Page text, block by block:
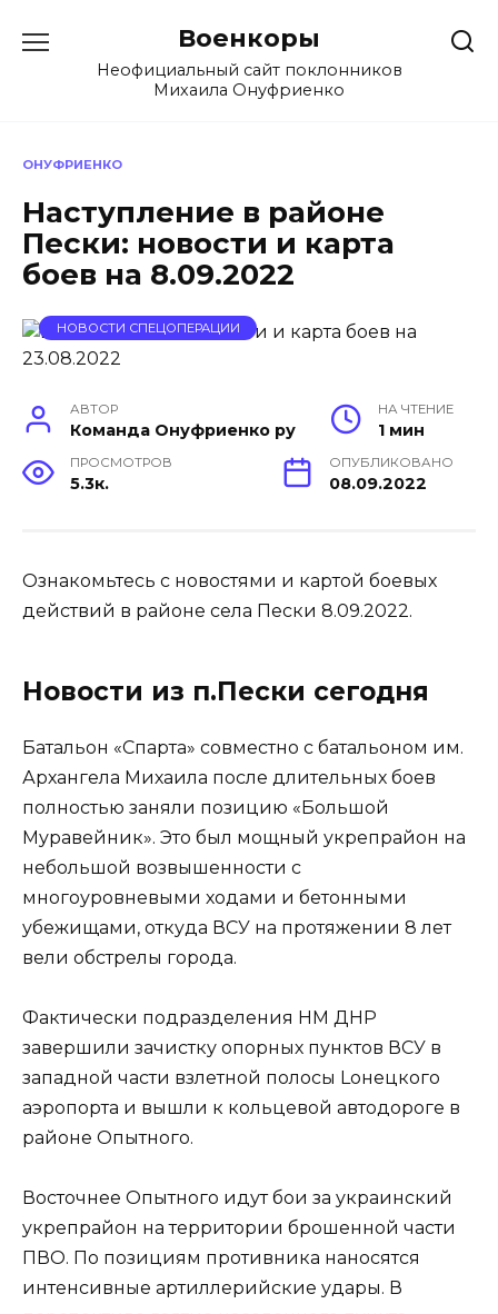
содержанию
Военкоры
Неофициальный сайт поклонников
Михаила Онуфриенко
ОНУФРИЕНКО
Наступление в районе
Пески: новости и карта
боев на 8.09.2022
НОВОСТИ СПЕЦОПЕРАЦИИ
АВТОР
Команда Онуфриенко ру
НА ЧТЕНИЕ
1 мин
ПРОСМОТРОВ
5.3к.
ОПУБЛИКОВАНО
08.09.2022
Ознакомьтесь с новостями и картой боевых
действий в районе села Пески 8.09.2022.
Новости из п.Пески сегодня
Батальон «Спарта» совместно с батальоном им.
Архангела Михаила после длительных боев
полностью заняли позицию «Большой
Муравейник». Это был мощный укрепрайон на
небольшой возвышенности с
многоуровневыми ходами и бетонными
убежищами, откуда ВСУ на протяжении 8 лет
вели обстрелы города.
Фактически подразделения НМ ДНР
завершили зачистку опорных пунктов ВСУ в
западной части взлетной полосы Lонецкого
аэропорта и вышли к кольцевой автодороге в
районе Опытного.
Восточнее Опытного идут бои за украинский
укрепрайон на территории брошенной части
ПВО. По позициям противника наносятся
интенсивные артиллерийские удары. В